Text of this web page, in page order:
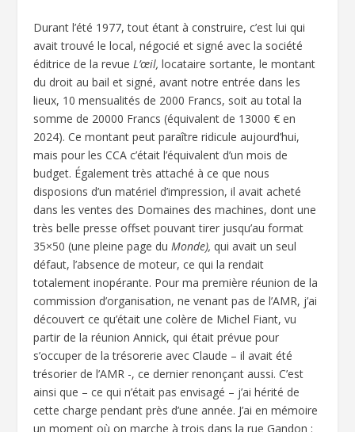
Durant l’été 1977, tout étant à construire, c’est lui qui
avait trouvé le local, négocié et signé avec la société
éditrice de la revueL’œil,locataire sortante, le montant
du droit au bail et signé, avant notre entrée dans les
lieux, 10 mensualités de 2000 Francs, soit au total la
somme de 20000 Francs (équivalent de 13000 € en
2024). Ce montant peut paraître ridicule aujourd’hui,
mais pour les CCA c’était l’équivalent d’un mois de
budget. Également très attaché à ce que nous
disposions d’un matériel d’impression, il avait acheté
dans les ventes des Domaines des machines, dont une
très belle presse offset pouvant tirer jusqu’au format
35×50 (une pleine page duMonde),qui avait un seul
défaut, l’absence de moteur, ce qui la rendait
totalement inopérante. Pour ma première réunion de la
commission d’organisation, ne venant pas de l’AMR, j’ai
découvert ce qu’était une colère de Michel Fiant, vu
partir de la réunion Annick, qui était prévue pour
s’occuper de la trésorerie avec Claude – il avait été
trésorier de l’AMR -, ce dernier renonçant aussi. C’est
ainsi que – ce qui n’était pas envisagé – j’ai hérité de
cette charge pendant près d’une année. J’ai en mémoire
un moment où on marche à trois dans la rue Gandon :